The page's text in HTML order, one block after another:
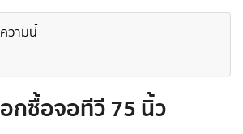
วามนี้
กซื้อจอทีวี 75 นิ้ว